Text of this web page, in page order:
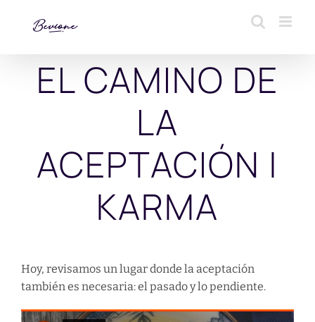
EL CAMINO DE
LA
ACEPTACIÓN |
KARMA
Hoy, revisamos un lugar donde la aceptación
también es necesaria: el pasado y lo pendiente.